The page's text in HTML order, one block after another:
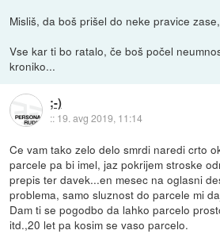
Misliš, da boš prišel do neke pravice
Vse kar ti bo ratalo, če boš počel
kroniko...
;-)
:: 19. avg 2019, 11:14
Ce vam tako zelo delo smrdi naredi crto
parcele pa bi imel, jaz pokrijem stroske
prepis ter davek...en mesec na oglasni
problema, samo sluznost do parcele mi
Dam ti se pogodbo da lahko parcelo
itd.,20 let pa kosim se vaso parcelo.